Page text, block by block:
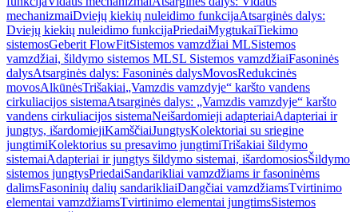
mechanizmaiDviejų kiekių nuleidimo funkcijaAtsarginės dalys:
Dviejų kiekių nuleidimo funkcijaPriedaiMygtukaiTiekimo
sistemosGeberit FlowFitSistemos vamzdžiai MLSistemos
vamzdžiai, šildymo sistemos MLSL Sistemos vamzdžiaiFasoninės
dalysAtsarginės dalys: Fasoninės dalysMovosRedukcinės
movosAlkūnėsTrišakiai„Vamzdis vamzdyje“ karšto vandens
cirkuliacijos sistemaAtsarginės dalys: „Vamzdis vamzdyje“ karšto
vandens cirkuliacijos sistemaNeišardomieji adapteriaiAdapteriai ir
jungtys, išardomiejiKamščiaiJungtysKolektoriai su sriegine
jungtimiKolektorius su presavimo jungtimiTrišakiai šildymo
sistemaiAdapteriai ir jungtys šildymo sistemai, išardomosiosŠildymo
sistemos jungtysPriedaiSandarikliai vamzdžiams ir fasoninėms
dalimsFasoninių dalių sandarikliaiDangčiai vamzdžiamsTvirtinimo
elementai vamzdžiamsTvirtinimo elementai jungtimsSistemos